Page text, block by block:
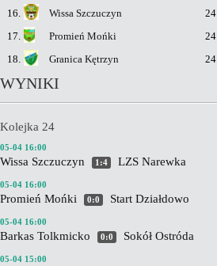
16.
Wissa Szczuczyn 24
17.
Promień Mońki 24
18.
Granica Kętrzyn 24
WYNIKI
Kolejka 24
05-04 16:00
Wissa Szczuczyn 1:4 LZS Narewka
05-04 16:00
Promień Mońki 0:0 Start Działdowo
05-04 16:00
Barkas Tolkmicko 0:0 Sokół Ostróda
05-04 15:00